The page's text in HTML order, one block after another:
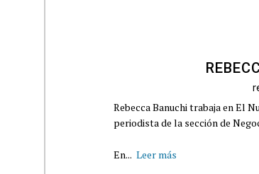
Rebecca Banuchi trabaja en El
periodista de la sección de
En... Leer más